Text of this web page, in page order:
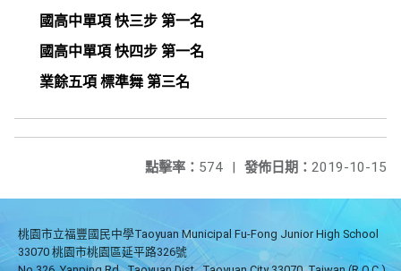
國高中單項 快三步 第一名
國高中單項 快四步 第一名
業餘五項 標準舞 第三名
發佈日期： 2019-10-15
點擊率： 574 |
桃園市立福豐國民中學Taoyuan Municipal Fu-Fong Junior High School
33070 桃園市桃園區延平路326號